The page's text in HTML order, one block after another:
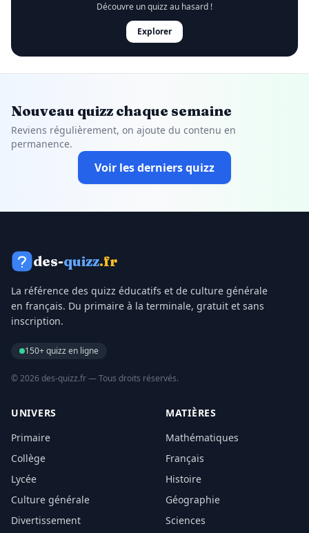
Découvre un quizz au hasard !
Explorer
Nouveau quizz chaque semaine
Reviens régulièrement, on ajoute du contenu en
permanence.
Voir les derniers quizz
des-quizz.fr
La référence des quizz éducatifs et de culture générale
en français. Du primaire à la terminale, gratuit et sans
inscription.
150+ quizz en ligne
© 2026 des-quizz.fr — Tous droits réservés.
UNIVERS
Primaire
Collège
Lycée
Culture générale
Divertissement
MATIÈRES
Mathématiques
Français
Histoire
Géographie
Sciences